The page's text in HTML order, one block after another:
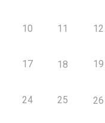
10 11 12
17 18 19
24 25 26